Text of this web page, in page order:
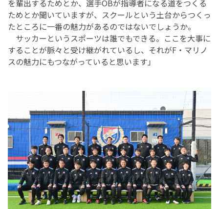
を輩出するためとか、選手OBが指導者になる道をつくる
ためとか聞いていますが、スクールという土台からつくっ
たところに一番の魅力があるのではないでしょうか。
サッカーというスポーツは誰でもできる。ここを大事に
することが脈々と受け継がれているし、それがF・マリノ
スの魅力にもつながっていると思います」